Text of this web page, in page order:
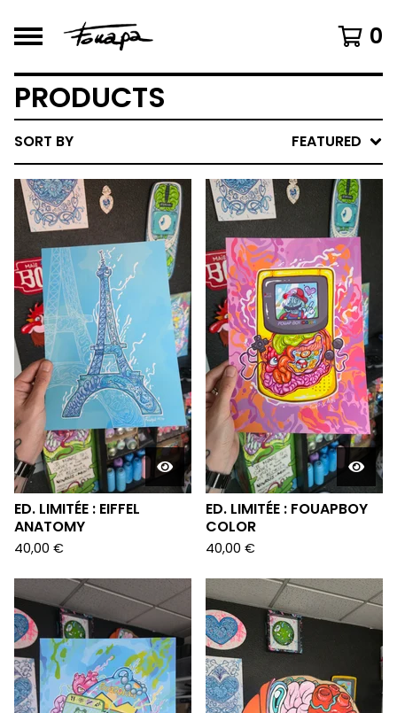
0
PRODUCTS
SORT BY FEATURED
ED. LIMITÉE : EIFFEL
ANATOMY
40,00 €
ED. LIMITÉE : FOUAPBOY
COLOR
40,00 €